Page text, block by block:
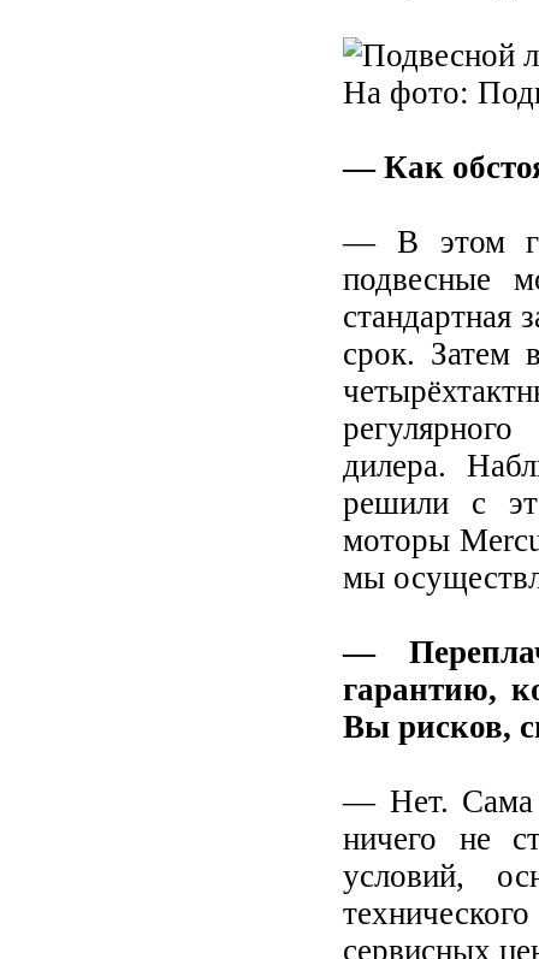
На фото:
— Как
— В этом
подвесные
стандартная
срок. Затем
дилера.
решили с
моторы
мы
—
гарантию,
Вы рисков,
— Нет. Сама
ничего не
условий,
сервисных